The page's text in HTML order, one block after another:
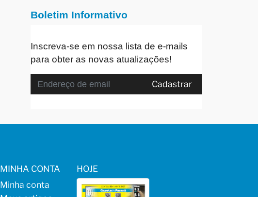
Boletim Informativo
Inscreva-se em nossa lista de e-mails
para obter as novas atualizações!
Cadastrar
MINHA CONTA
Minha conta
HOJE